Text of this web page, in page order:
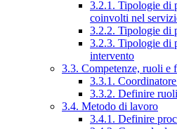
3.2.1. Tipologie di
coinvolti nel
3.2.2. Tipologie di
3.2.3. Tipologie di
intervento
3.3. Competenze, ruoli e
3.3.1.
3.3.2. Definire
3.4. Metodo di lavoro
3.4.1. Definire